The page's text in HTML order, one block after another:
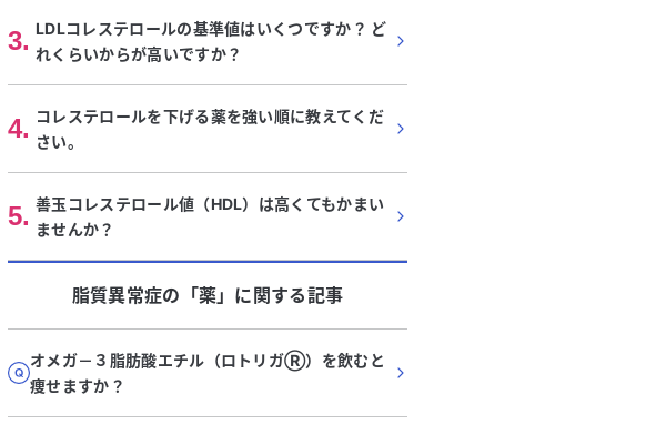
3. LDLコレステロールの基準値はいくつですか？ ど
れくらいからが高いですか？
4. コレステロールを下げる薬を強い順に教えてくだ
さい。
5. 善玉コレステロール値（HDL）は高くてもかまい
ませんか？
脂質異常症の「薬」に関する記事
オメガ－３脂肪酸エチル（ロトリガⓇ）を飲むと
痩せますか？